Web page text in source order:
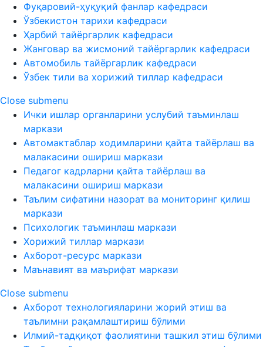
Фуқаровий-ҳуқуқий фанлар кафедраси
Ўзбекистон тарихи кафедраси
Ҳарбий тайёргарлик кафедраси
Жанговар ва жисмоний тайёргарлик кафедраси
Автомобиль тайёргарлик кафедраси
Ўзбек тили ва хорижий тиллар кафедраси
Close submenu
Ички ишлар органларини услубий таъминлаш
маркази
Автомактаблар ходимларини қайта тайёрлаш ва
малакасини ошириш маркази
Педагог кадрларни қайта тайёрлаш ва
малакасини ошириш маркази
Таълим сифатини назорат ва мониторинг қилиш
маркази
Психологик таъминлаш маркази
Хорижий тиллар маркази
Ахборот-ресурс маркази
Маънавият ва маърифат маркази
Close submenu
Ахборот технологияларини жорий этиш ва
таълимни рақамлаштириш бўлими
Илмий-тадқиқот фаолиятини ташкил этиш бўлими